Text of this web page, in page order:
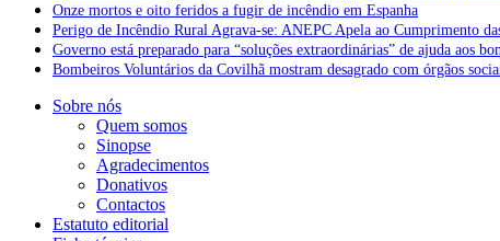
Onze mortos e oito feridos a fugir de incêndio em Espanha
Perigo de Incêndio Rural Agrava-se: ANEPC Apela ao Cumprimento
Governo está preparado para “soluções extraordinárias” de ajuda aos
Bombeiros Voluntários da Covilhã mostram desagrado com órgãos
Sobre nós
Quem somos
Sinopse
Agradecimentos
Donativos
Contactos
Estatuto editorial